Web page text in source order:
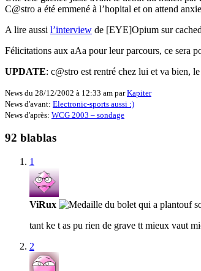
C@stro a été emmené à l’hopital et on attend
A lire aussi l’interview de [EYE]Opium sur
Félicitations aux aAa pour leur parcours, ce sera
UPDATE: c@stro est rentré chez lui et va bien,
News du 28/12/2002 à 12:33 am parKapiter
News d'avant: Electronic-sports aussi :)
News d'après: WCG 2003 – sondage
92 blablas
1
ViRux
tant ke t as pu rien de grave tt mieux vaut
2